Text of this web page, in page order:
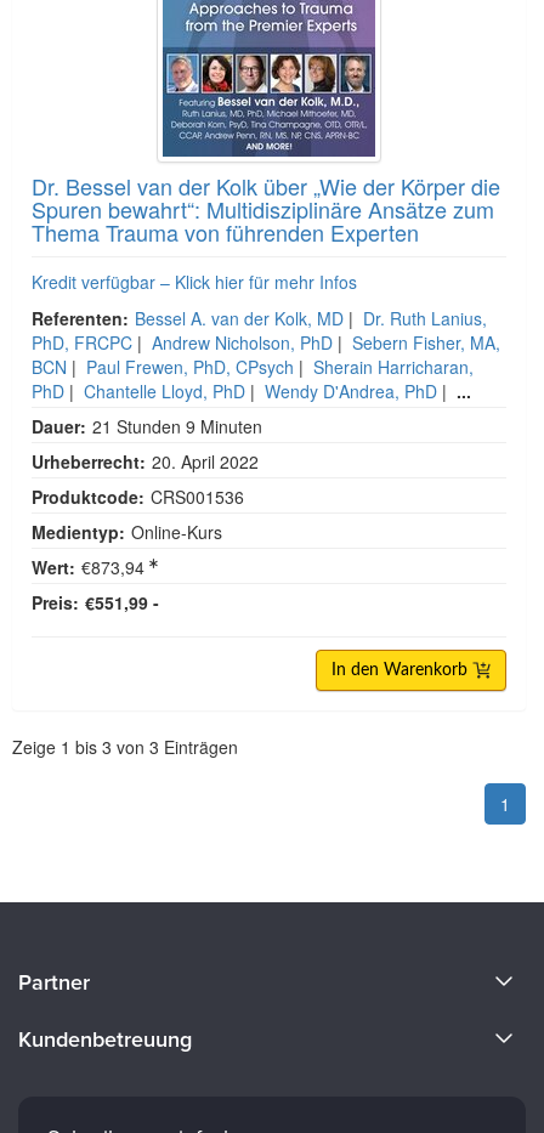
Dr. Bessel van der Kolk über „Wie der Körper die
Spuren bewahrt“: Multidisziplinäre Ansätze zum
Thema Trauma von führenden Experten
Kredit verfügbar – Klick hier für mehr Infos
Referenten: Bessel A. van der Kolk, MD | Dr. Ruth Lanius,
PhD, FRCPC | Andrew Nicholson, PhD | Sebern Fisher, MA,
BCN | Paul Frewen, PhD, CPsych | Sherain Harricharan,
PhD | Chantelle Lloyd, PhD | Wendy D'Andrea, PhD | ...
Dauer: 21 Stunden 9 Minuten
Urheberrecht: 20. April 2022
Produktcode: CRS001536
Medientyp: Online-Kurs
Wert: €873,94
Preis: €551,99 -
In den Warenkorb
Zeige 1 bis 3 von 3 Einträgen
1
Karriere
Partner
Kundenbetreuung
Häufig gestellte Fragen